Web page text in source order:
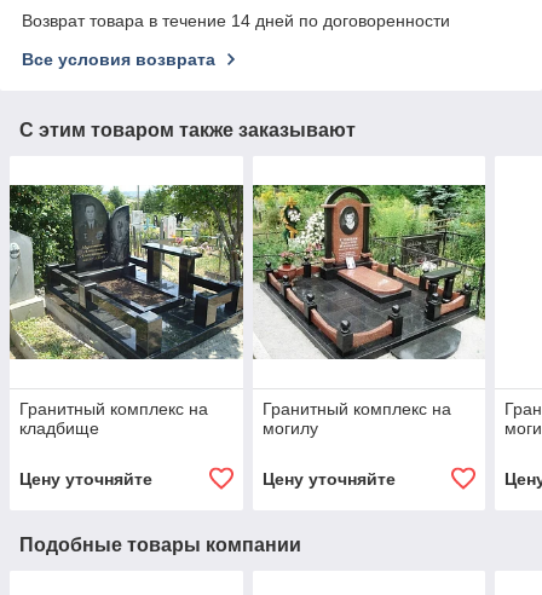
Возврат товара в течение 14 дней по договоренности
Все условия возврата
С этим товаром также заказывают
Гранитный комплекс на
кладбище
Цену уточняйте
Гранитный комплекс на
могилу
Цену уточняйте
Подобные товары компании